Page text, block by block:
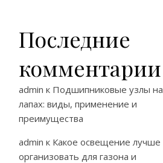
Последние
комментарии
admin к Подшипниковые узлы на
лапах: виды, применение и
преимущества
admin к Какое освещение лучше
организовать для газона и